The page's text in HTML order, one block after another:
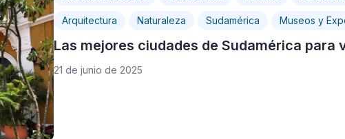
Arquitectura Naturaleza Sudamérica Museos y
Las mejores ciudades de Sudamérica para
21 de junio de 2025